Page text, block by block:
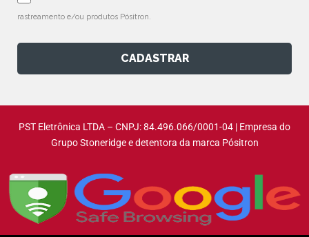
rastreamento e/ou produtos Pósitron.
CADASTRAR
PST Eletrônica LTDA – CNPJ: 84.496.066/0001-04 | Empresa do
Grupo Stoneridge e detentora da marca Pósitron